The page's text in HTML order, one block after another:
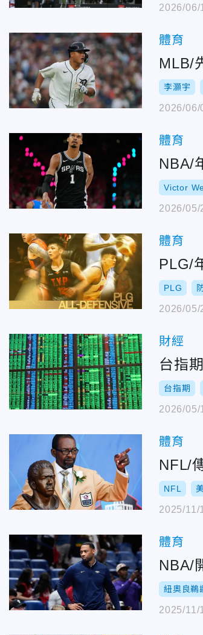
2026/06/
體育
MLB/
李灝宇
2026/06/
體育
NBA/
Victor
2026/05/
體育
PLG/
PLG
2026/05/
財經
台指
台指期
2026/05/
體育
NFL/
NFL
2025/11/
體育
NBA/
紐奧良鵜
2025/11/